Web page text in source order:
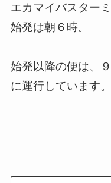
エカマイバスター
始発は朝６時。
始発以降の便は、
に運行しています。